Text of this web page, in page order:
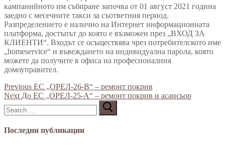
кампанийното им събиране започва от 01 август 2021 година
заедно с месечните такси за съответния период.
Разпределението е налично на Интернет информационната
платформа, достъпът до която е възможен през „ВХОД ЗА
КЛИЕНТИ“. Входът се осъществява чрез потребителското име
„homeservice“ и въвеждането на индивидуална парола, която
можете да получите в офиса на професионалния
домоуправител.
Навигация
Previous Previous
post:
ЕС „ОРЕЛ-26-В“ – ремонт покрив
Next Next
post:
До ЕС „ОРЕЛ-25-А“ – ремонт покрив и асансьор
Търсене
за:
Последни публикации